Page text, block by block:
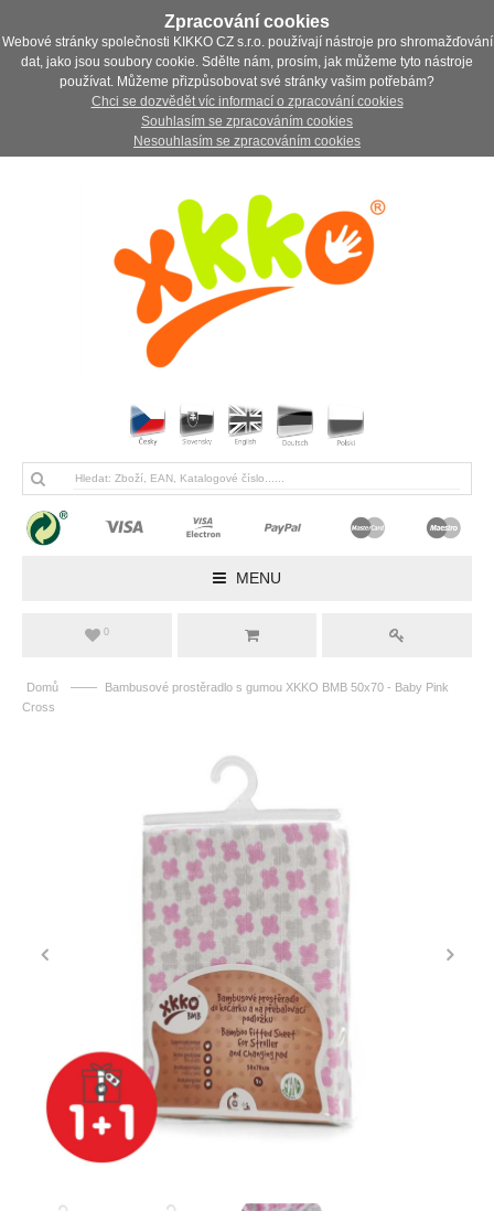
Zpracování cookies
Webové stránky společnosti KIKKO CZ s.r.o. používají nástroje pro shromažďování
dat, jako jsou soubory cookie. Sdělte nám, prosím, jak můžeme tyto nástroje
používat. Můžeme přizpůsobovat své stránky vašim potřebám?
Chci se dozvědět víc informací o zpracování cookies
Souhlasím se zpracováním cookies
Nesouhlasím se zpracováním cookies
MENU
0
Domů ——
Bambusové prostěradlo s gumou XKKO BMB 50x70 - Baby Pink
Cross